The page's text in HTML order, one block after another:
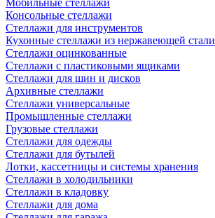
Мобильные стеллажи
Консольные стеллажи
Стеллажи для инструментов
Кухонные стеллажи из нержавеющей стали
Стеллажи оцинкованные
Стеллажи с пластиковыми ящиками
Стеллажи для шин и дисков
Архивные стеллажи
Стеллажи универсальные
Промышленные стеллажи
Грузовые стеллажи
Стеллажи для одежды
Стеллажи для бутылей
Лотки, кассетницы и системы хранения
Стеллажи в холодильники
Стеллажи в кладовку
Стеллажи для дома